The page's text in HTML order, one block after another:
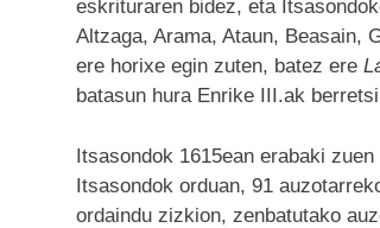
eskrituraren bidez, eta
Altzaga, Arama, Ataun, Beasain,
ere horixe egin zuten, batez ere
batasun hura Enrike III.ak
Itsasondok 1615ean erabaki
Itsasondok orduan, 91
ordaindu zizkion, zenbatutako